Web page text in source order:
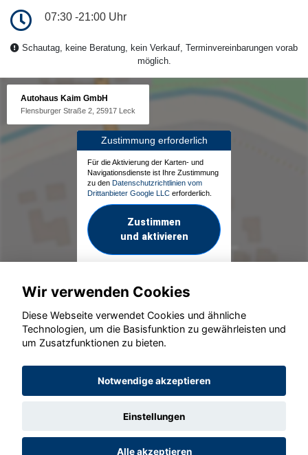
07:30 -21:00 Uhr
Schautag, keine Beratung, kein Verkauf, Terminvereinbarungen vorab
möglich.
Autohaus Kaim GmbH
Flensburger Straße 2, 25917 Leck
Zustimmung erforderlich
Für die Aktivierung der Karten- und
Navigationsdienste ist Ihre Zustimmung
zu den Datenschutzrichtlinien vom
Drittanbieter Google LLC erforderlich.
Zustimmen
und aktivieren
© konjunkturmotor.de GmbH 2020 - 2026
Wir verwenden Cookies
Diese Webseite verwendet Cookies und ähnliche
Technologien, um die Basisfunktion zu gewährleisten und
um Zusatzfunktionen zu bieten.
Notwendige akzeptieren
Einstellungen
Alle akzeptieren